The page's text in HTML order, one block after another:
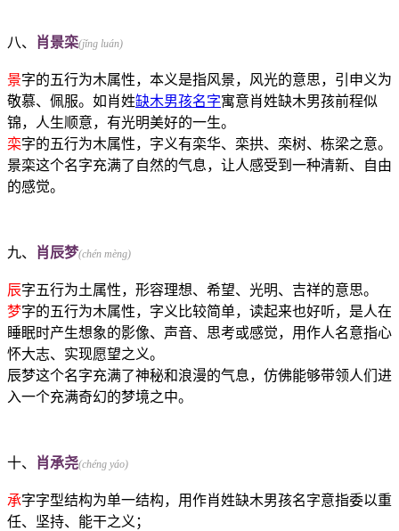
八、 肖景栾(jǐng luán)
景字的五行为木属性，本义是指风景，风光的意思，引申义为
敬慕、佩服。如肖姓缺木男孩名字寓意肖姓缺木男孩前程似
锦，人生顺意，有光明美好的一生。
栾字的五行为木属性，字义有栾华、栾拱、栾树、栋梁之意。
景栾这个名字充满了自然的气息，让人感受到一种清新、自由
的感觉。
九、 肖辰梦(chén mèng)
辰字五行为土属性，形容理想、希望、光明、吉祥的意思。
梦字的五行为木属性，字义比较简单，读起来也好听，是人在
睡眠时产生想象的影像、声音、思考或感觉，用作人名意指心
怀大志、实现愿望之义。
辰梦这个名字充满了神秘和浪漫的气息，仿佛能够带领人们进
入一个充满奇幻的梦境之中。
十、 肖承尧(chéng yáo)
承字字型结构为单一结构，用作肖姓缺木男孩名字意指委以重
任、坚持、能干之义；